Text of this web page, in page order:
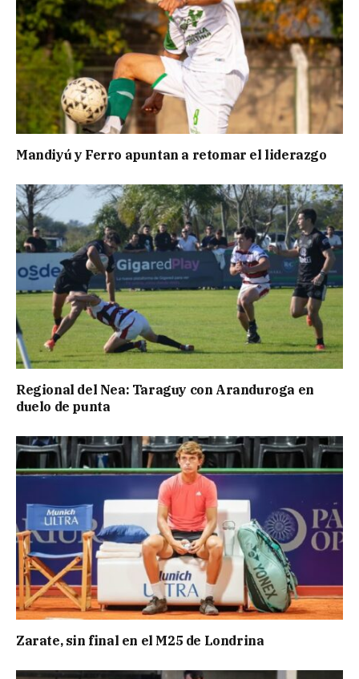
Mandiyú y Ferro apuntan a retomar el liderazgo
Regional del Nea: Taraguy con Aranduroga en
duelo de punta
Zarate, sin final en el M25 de Londrina